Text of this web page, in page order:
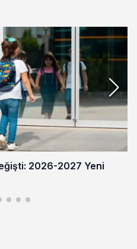
2026-2027 Yeni